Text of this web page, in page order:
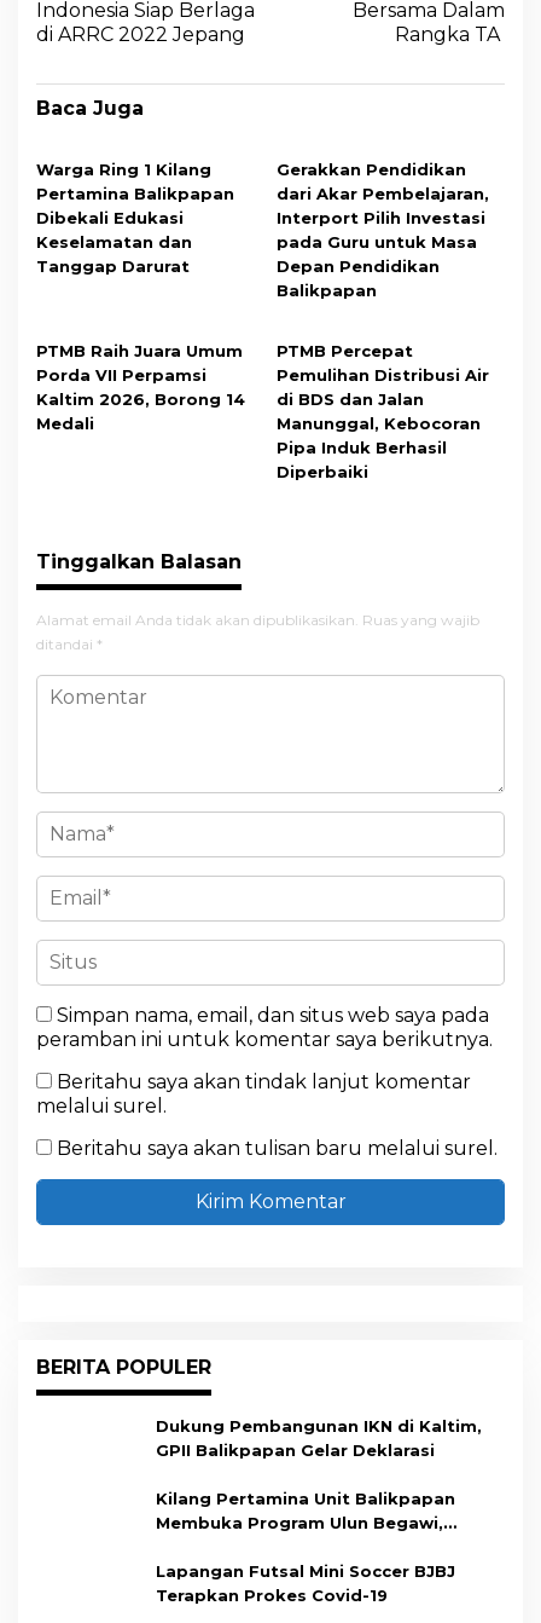
Indonesia Siap Berlaga
di ARRC 2022 Jepang
Bersama Dalam
Rangka TA
Baca Juga
Warga Ring 1 Kilang
Pertamina Balikpapan
Dibekali Edukasi
Keselamatan dan
Tanggap Darurat
Gerakkan Pendidikan
dari Akar Pembelajaran,
Interport Pilih Investasi
pada Guru untuk Masa
Depan Pendidikan
Balikpapan
PTMB Raih Juara Umum
Porda VII Perpamsi
Kaltim 2026, Borong 14
Medali
PTMB Percepat
Pemulihan Distribusi Air
di BDS dan Jalan
Manunggal, Kebocoran
Pipa Induk Berhasil
Diperbaiki
Tinggalkan Balasan
Alamat email Anda tidak akan dipublikasikan. Ruas yang wajib
ditandai *
Simpan nama, email, dan situs web saya pada
peramban ini untuk komentar saya berikutnya.
Beritahu saya akan tindak lanjut komentar
melalui surel.
Beritahu saya akan tulisan baru melalui surel.
BERITA POPULER
Dukung Pembangunan IKN di Kaltim,
GPII Balikpapan Gelar Deklarasi
Kilang Pertamina Unit Balikpapan
Membuka Program Ulun Begawi,
Lapangan Futsal Mini Soccer BJBJ
Terapkan Prokes Covid-19